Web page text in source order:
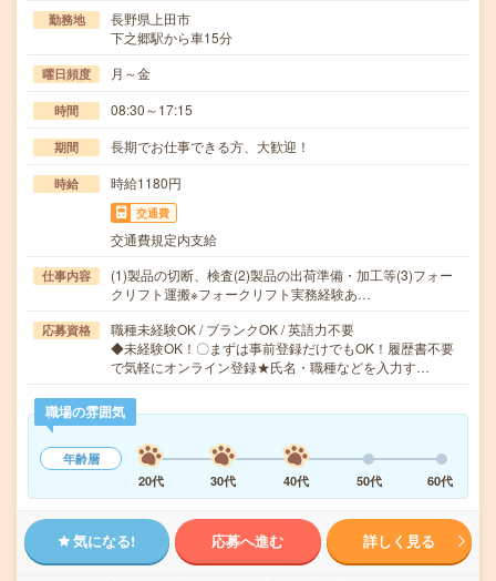
勤務地
長野県上田市
下之郷駅から車15分
曜日頻度 月～金
時間 08:30～17:15
期間 長期でお仕事できる方、大歓迎！
時給 時給1180円
交通費
交通費規定内支給
仕事内容
(1)製品の切断、検査(2)製品の出荷準備・加工等(3)フォー
クリフト運搬※フォークリフト実務経験あ…
応募資格
職種未経験OK / ブランクOK / 英語力不要
◆未経験OK！〇まずは事前登録だけでもOK！履歴書不要
で気軽にオンライン登録★氏名・職種などを入力す…
職場の雰囲気
年齢層
20代
30代 40代 50代 60代
気になる! 応募へ進む 詳しく見る